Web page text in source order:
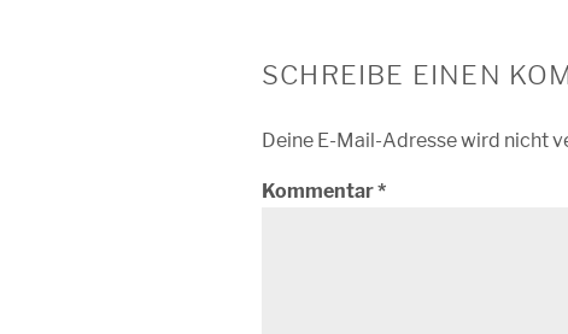
SCHREIBE EINEN
Deine E-Mail-Adresse wird nicht
Kommentar*